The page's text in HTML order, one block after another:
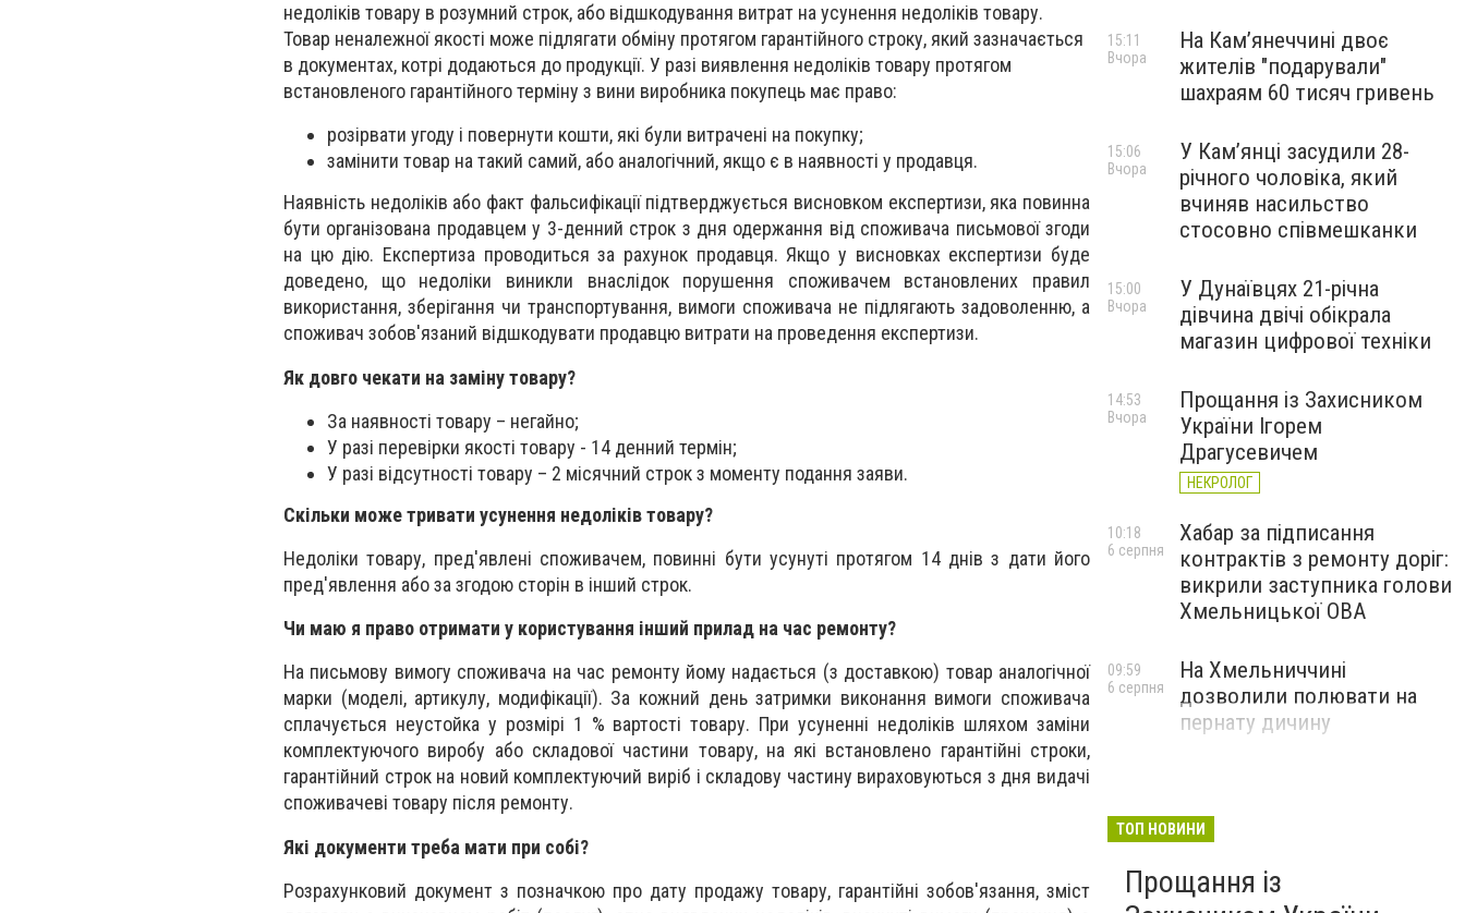
недоліків товару в розумний строк, або відшкодування витрат на усунення недоліків товару.
Товар неналежної якості може підлягати обміну протягом гарантійного строку, який зазначається
в документах, котрі додаються до продукції. У разі виявлення недоліків товару протягом
встановленого гарантійного терміну з вини виробника покупець має право:
розірвати угоду і повернути кошти, які були витрачені на покупку;
замінити товар на такий самий, або аналогічний, якщо є в наявності у продавця.
Наявність недоліків або факт фальсифікації підтверджується висновком експертизи, яка повинна
бути організована продавцем у 3-денний строк з дня одержання від споживача письмової згоди
на цю дію. Експертиза проводиться за рахунок продавця. Якщо у висновках експертизи буде
доведено, що недоліки виникли внаслідок порушення споживачем встановлених правил
використання, зберігання чи транспортування, вимоги споживача не підлягають задоволенню, а
споживач зобов'язаний відшкодувати продавцю витрати на проведення експертизи.
Як довго чекати на заміну товару?
За наявності товару – негайно;
У разі перевірки якості товару - 14 денний термін;
У разі відсутності товару – 2 місячний строк з моменту подання заяви.
Скільки може тривати усунення недоліків товару?
Недоліки товару, пред'явлені споживачем, повинні бути усунуті протягом 14 днів з дати його
пред'явлення або за згодою сторін в інший строк.
Чи маю я право отримати у користування інший прилад на час ремонту?
На письмову вимогу споживача на час ремонту йому надається (з доставкою) товар аналогічної
марки (моделі, артикулу, модифікації). За кожний день затримки виконання вимоги споживача
сплачується неустойка у розмірі 1 % вартості товару. При усуненні недоліків шляхом заміни
комплектуючого виробу або складової частини товару, на які встановлено гарантійні строки,
гарантійний строк на новий комплектуючий виріб і складову частину вираховуються з дня видачі
споживачеві товару після ремонту.
Які документи треба мати при собі?
Розрахунковий документ з позначкою про дату продажу товару, гарантійні зобов'язання, зміст
На Камʼянеччині двоє
жителів "подарували"
шахраям 60 тисяч гривень
15:11
Вчора
У Камʼянці засудили 28-
річного чоловіка, який
вчиняв насильство
стосовно співмешканки
15:06
Вчора
У Дунаївцях 21-річна
дівчина двічі обікрала
магазин цифрової техніки
15:00
Вчора
Прощання із Захисником
України Ігорем
Драгусевичем
НЕКРОЛОГ
14:53
Вчора
Хабар за підписання
контрактів з ремонту доріг:
викрили заступника голови
Хмельницької ОВА
10:18
6 серпня
На Хмельниччині
дозволили полювати на
пернату дичину
09:59
6 серпня
ТОП НОВИНИ
Прощання із